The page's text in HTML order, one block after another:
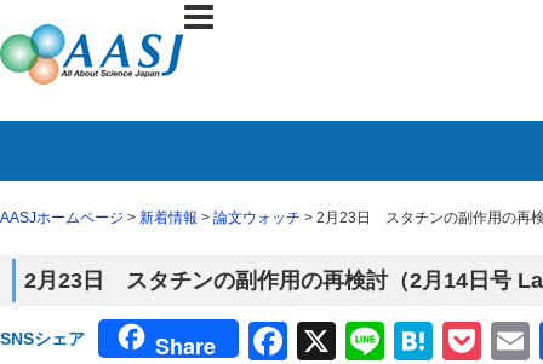
AASJホームページ > 新着情報 > 論文ウォッチ > 2月23日 スタチンの副作用の再
2月23日 スタチンの副作用の再検討（2月14日号
SNSシェア Share Facebook
X Line